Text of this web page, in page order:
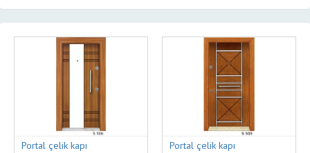
Portal çelik kapı Portal çelik kapı